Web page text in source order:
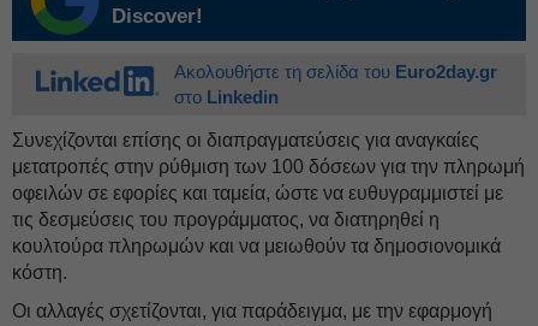
Discover!
Ακολουθήστε τη σελίδα του Euro2day.gr
στο Linkedin
Συνεχίζονται επίσης οι διαπραγματεύσεις για αναγκαίες
μετατροπές στην ρύθμιση των 100 δόσεων για την πληρωμή
οφειλών σε εφορίες και ταμεία, ώστε να ευθυγραμμιστεί με
τις δεσμεύσεις του προγράμματος, να διατηρηθεί η
κουλτούρα πληρωμών και να μειωθούν τα δημοσιονομικά
κόστη.
Οι αλλαγές σχετίζονται, για παράδειγμα, με την εφαρμογή